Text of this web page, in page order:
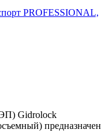
PROFESSIONAL,
Gidrolock
предназначен